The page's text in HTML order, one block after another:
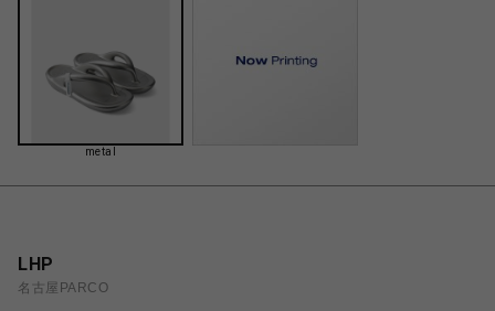
metal
LHP
名古屋PARCO